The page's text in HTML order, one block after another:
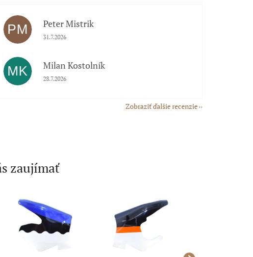
PM Peter Mistrik
Hodnotenie obchodu je 5 z 5 hviezdičiek.
31.7.2026
MK Milan Kostolník
Hodnotenie obchodu je 5 z 5 hviezdičiek.
28.7.2026
Zobraziť ďalšie recenzie
zaujímať